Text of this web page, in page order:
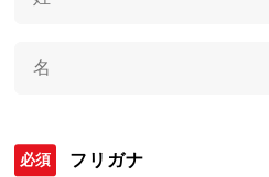
フリガナ